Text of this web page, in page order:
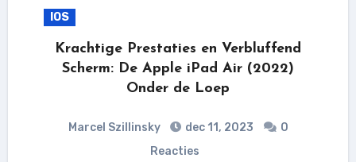
IOS
Krachtige Prestaties en Verbluffend
Scherm: De Apple iPad Air (2022)
Onder de Loep
Marcel Szillinsky dec 11, 2023
0
Reacties